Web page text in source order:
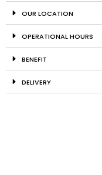
OUR LOCATION
OPERATIONAL HOURS
BENEFIT
DELIVERY